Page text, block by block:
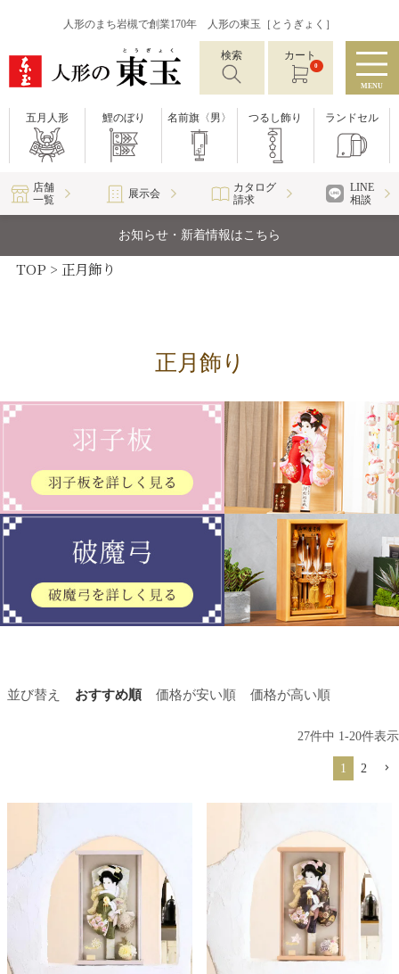
人形のまち岩槻で創業170年 人形の東玉［とうぎょく］
検索 カート
0
MENU
五月人形 鯉のぼり 名前旗〈男〉 つるし飾り ランドセル
店舗
一覧
展示会
カタログ
請求
LINE
相談
お知らせ・新着情報はこちら
TOP 正月飾り
正月飾り
並び替え おすすめ順 価格が安い順 価格が高い順
27件中 1-20件表示
1 2